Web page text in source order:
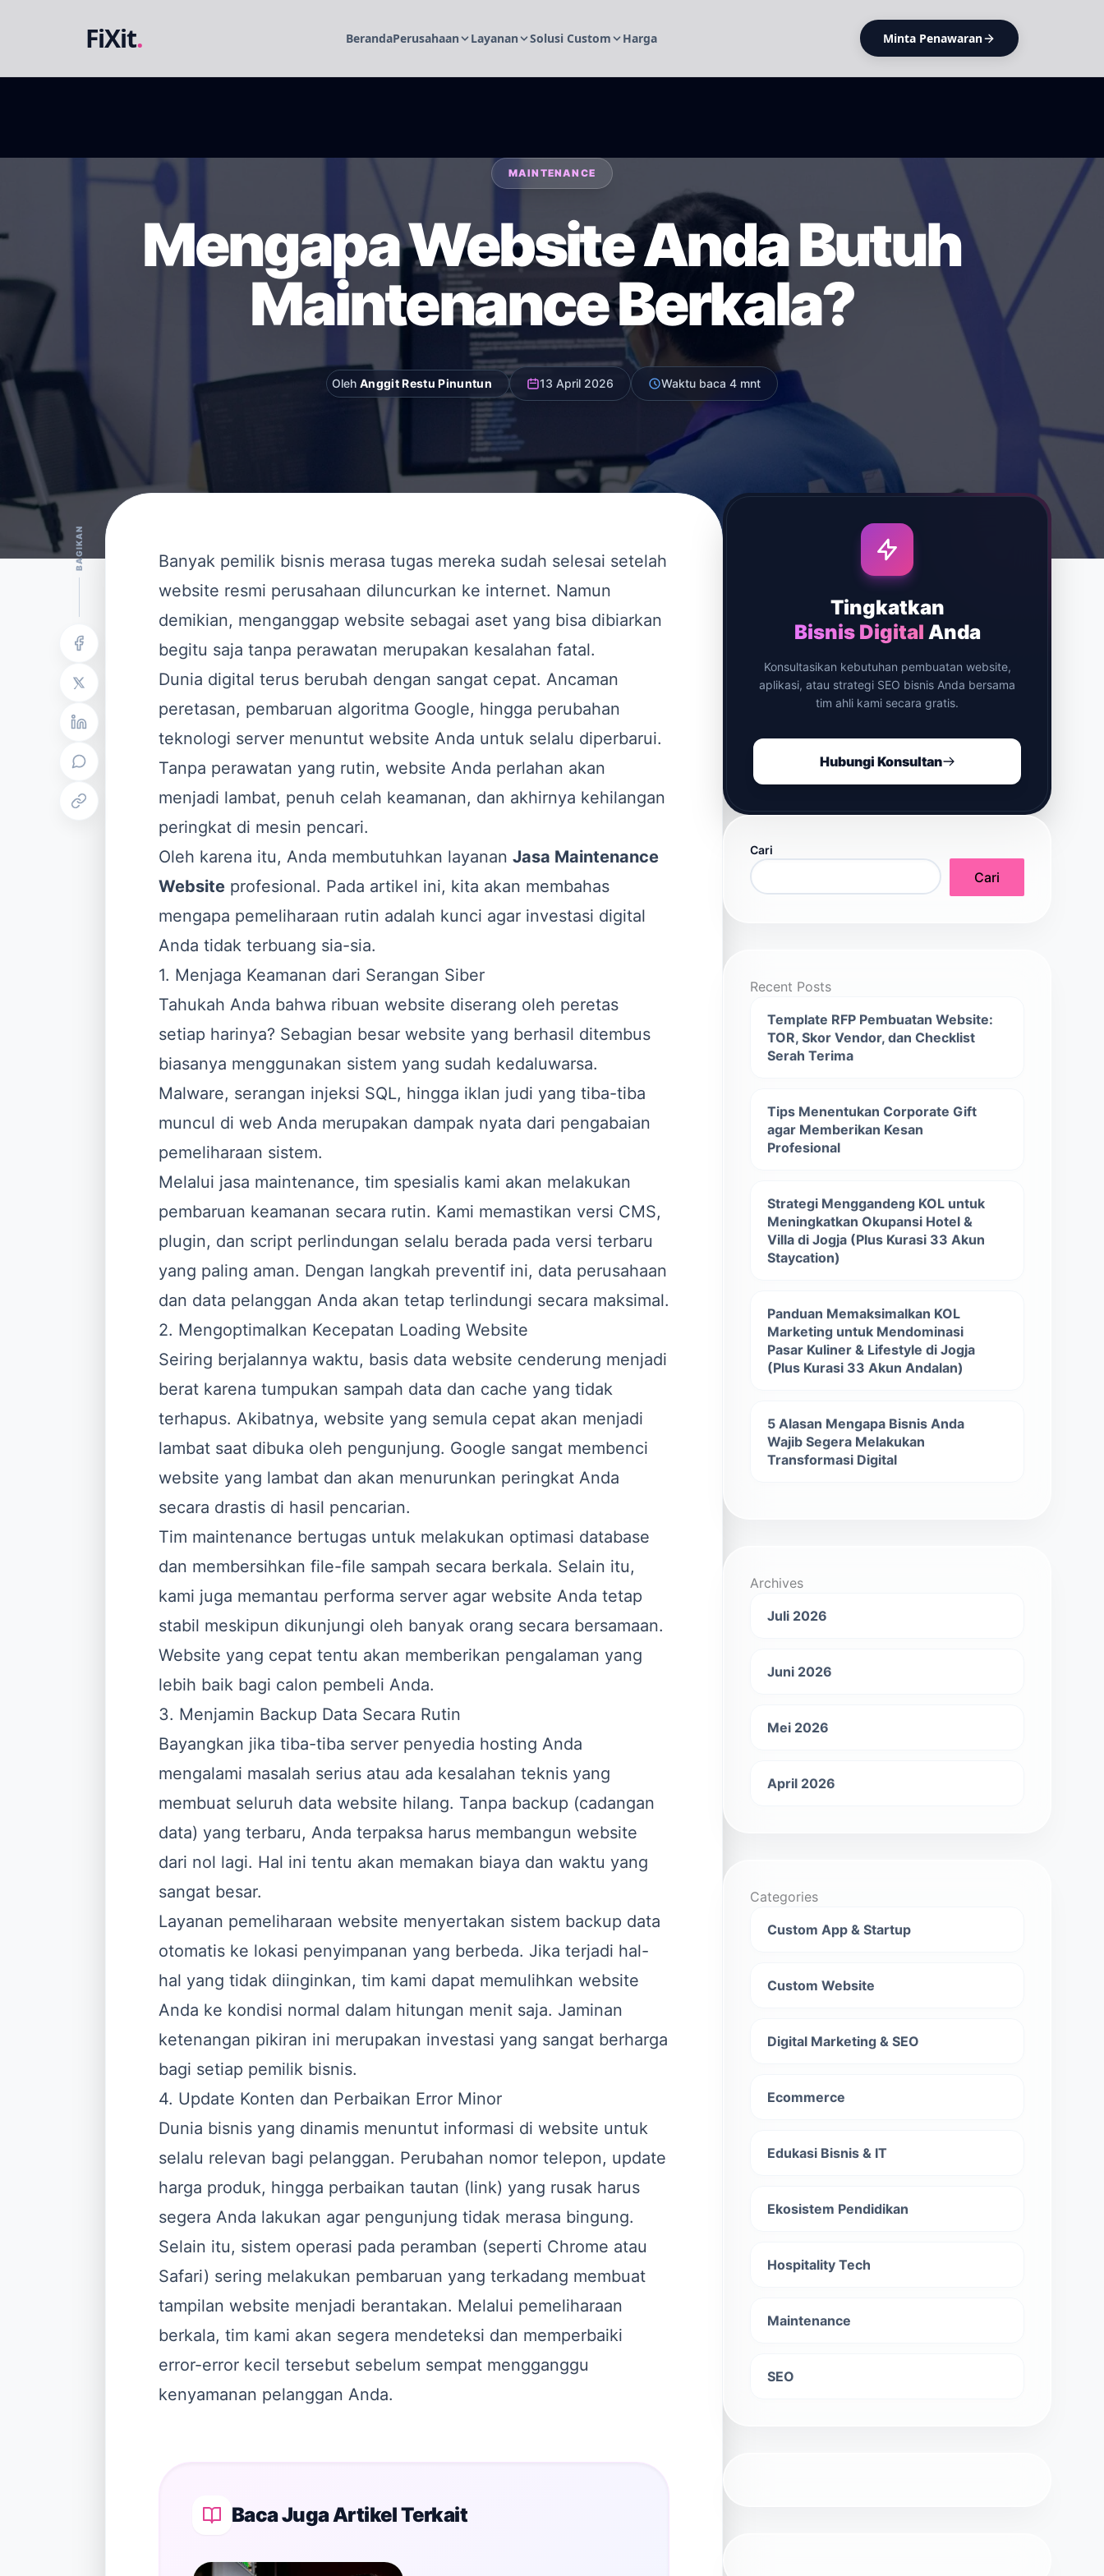
FiXit. BerandaPerusahaan Layanan Solusi Custom Harga Minta Penawaran
MAINTENANCE
Mengapa Website Anda Butuh
Maintenance Berkala?
Oleh Anggit Restu Pinuntun 13 April 2026 Waktu baca 4 mnt
BAGIKAN
Banyak pemilik bisnis merasa tugas mereka sudah selesai setelah
website resmi perusahaan diluncurkan ke internet. Namun
demikian, menganggap website sebagai aset yang bisa dibiarkan
begitu saja tanpa perawatan merupakan kesalahan fatal.
Dunia digital terus berubah dengan sangat cepat. Ancaman
peretasan, pembaruan algoritma Google, hingga perubahan
teknologi server menuntut website Anda untuk selalu diperbarui.
Tanpa perawatan yang rutin, website Anda perlahan akan
menjadi lambat, penuh celah keamanan, dan akhirnya kehilangan
peringkat di mesin pencari.
Oleh karena itu, Anda membutuhkan layanan Jasa Maintenance
Website profesional. Pada artikel ini, kita akan membahas
mengapa pemeliharaan rutin adalah kunci agar investasi digital
Anda tidak terbuang sia-sia.
1. Menjaga Keamanan dari Serangan Siber
Tahukah Anda bahwa ribuan website diserang oleh peretas
setiap harinya? Sebagian besar website yang berhasil ditembus
biasanya menggunakan sistem yang sudah kedaluwarsa.
Malware, serangan injeksi SQL, hingga iklan judi yang tiba-tiba
muncul di web Anda merupakan dampak nyata dari pengabaian
pemeliharaan sistem.
Melalui jasa maintenance, tim spesialis kami akan melakukan
pembaruan keamanan secara rutin. Kami memastikan versi CMS,
plugin, dan script perlindungan selalu berada pada versi terbaru
yang paling aman. Dengan langkah preventif ini, data perusahaan
dan data pelanggan Anda akan tetap terlindungi secara maksimal.
2. Mengoptimalkan Kecepatan Loading Website
Seiring berjalannya waktu, basis data website cenderung menjadi
berat karena tumpukan sampah data dan cache yang tidak
terhapus. Akibatnya, website yang semula cepat akan menjadi
lambat saat dibuka oleh pengunjung. Google sangat membenci
website yang lambat dan akan menurunkan peringkat Anda
secara drastis di hasil pencarian.
Tim maintenance bertugas untuk melakukan optimasi database
dan membersihkan file-file sampah secara berkala. Selain itu,
kami juga memantau performa server agar website Anda tetap
stabil meskipun dikunjungi oleh banyak orang secara bersamaan.
Website yang cepat tentu akan memberikan pengalaman yang
lebih baik bagi calon pembeli Anda.
3. Menjamin Backup Data Secara Rutin
Bayangkan jika tiba-tiba server penyedia hosting Anda
mengalami masalah serius atau ada kesalahan teknis yang
membuat seluruh data website hilang. Tanpa backup (cadangan
data) yang terbaru, Anda terpaksa harus membangun website
dari nol lagi. Hal ini tentu akan memakan biaya dan waktu yang
sangat besar.
Layanan pemeliharaan website menyertakan sistem backup data
otomatis ke lokasi penyimpanan yang berbeda. Jika terjadi hal-
hal yang tidak diinginkan, tim kami dapat memulihkan website
Anda ke kondisi normal dalam hitungan menit saja. Jaminan
ketenangan pikiran ini merupakan investasi yang sangat berharga
bagi setiap pemilik bisnis.
4. Update Konten dan Perbaikan Error Minor
Dunia bisnis yang dinamis menuntut informasi di website untuk
selalu relevan bagi pelanggan. Perubahan nomor telepon, update
harga produk, hingga perbaikan tautan (link) yang rusak harus
segera Anda lakukan agar pengunjung tidak merasa bingung.
Selain itu, sistem operasi pada peramban (seperti Chrome atau
Safari) sering melakukan pembaruan yang terkadang membuat
tampilan website menjadi berantakan. Melalui pemeliharaan
berkala, tim kami akan segera mendeteksi dan memperbaiki
error-error kecil tersebut sebelum sempat mengganggu
kenyamanan pelanggan Anda.
Baca Juga Artikel Terkait
Tingkatkan
Bisnis Digital Anda
Konsultasikan kebutuhan pembuatan website,
aplikasi, atau strategi SEO bisnis Anda bersama
tim ahli kami secara gratis.
Hubungi Konsultan
Cari
Cari
Recent Posts
Template RFP Pembuatan Website:
TOR, Skor Vendor, dan Checklist
Serah Terima
Tips Menentukan Corporate Gift
agar Memberikan Kesan
Profesional
Strategi Menggandeng KOL untuk
Meningkatkan Okupansi Hotel &
Villa di Jogja (Plus Kurasi 33 Akun
Staycation)
Panduan Memaksimalkan KOL
Marketing untuk Mendominasi
Pasar Kuliner & Lifestyle di Jogja
(Plus Kurasi 33 Akun Andalan)
5 Alasan Mengapa Bisnis Anda
Wajib Segera Melakukan
Transformasi Digital
Archives
Juli 2026
Juni 2026
Mei 2026
April 2026
Categories
Custom App & Startup
Custom Website
Digital Marketing & SEO
Ecommerce
Edukasi Bisnis & IT
Ekosistem Pendidikan
Hospitality Tech
Maintenance
SEO